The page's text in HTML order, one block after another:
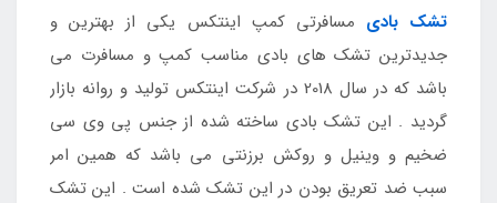
تشک بادی مسافرتی کمپ اینتکس یکی از بهترین و
جدیدترین تشک های بادی مناسب کمپ و مسافرت می
باشد که در سال 2018 در شرکت اینتکس تولید و روانه بازار
گردید . این تشک بادی ساخته شده از جنس پی وی سی
ضخیم و وینیل و روکش برزنتی می باشد که همین امر
سبب ضد تعریق بودن در این تشک شده است . این تشک